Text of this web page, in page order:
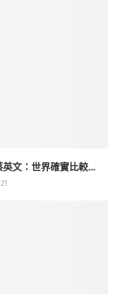
文：世界確實比較...